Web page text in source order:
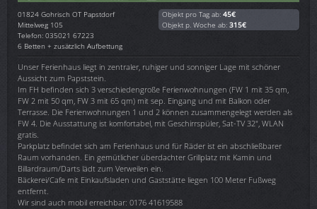
01824 Gohrisch OT Papstdorf
Mittelweg 105
Telefon: 035021 67223
6 Betten + zusätzlich Aufbettung
Objekt pro Tag ab: 45€
Objekt p. Woche ab: 315€
Unser Ferienhaus liegt in zentraler, ruhiger und sonniger Lage mit schöner
Aussicht zum Papststein.
Im FH befinden sich 3 verschiedengroße Ferienwohnungen (FW 1 mit 35 qm,
FW 2 mit 50 qm, FW 3 mit 65 qm) mit sep. Eingang und mit Balkon oder
Terrasse. Die Ferienwohnungen 1 und 2 können zusammengelegt werden als
FW 4. Die Ausstattung ist komfortabel, mit Geschirrspüler, Sat-TV 32", WLAN
gratis.
Parkplatz befindet sich am Ferienhaus und für Räder ist ein abschließbarer
Raum vorhanden. Ein gemütlicher überdachter Grillplatz mit Kamin und
Billardraum/Darts lädt zum Verweilen ein.
Bäckerei/Cafe mit Einkaufsladen und Gaststätte liegen 100 Meter Fußweg
entfernt.
Wir sind auch mobil erreichbar: 0176 41619588